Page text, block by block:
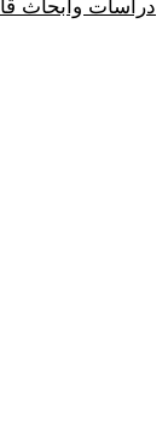
دراسات وابحاث